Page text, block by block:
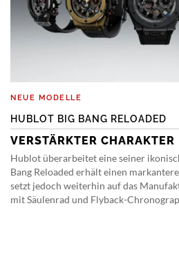
NEUE MODELLE
HUBLOT BIG BANG RELOADED
VERSTÄRKTER CHARAKTER
Hublot überarbeitet eine seiner
Bang Reloaded erhält einen
setzt jedoch weiterhin auf das
mit Säulenrad und Flyback-